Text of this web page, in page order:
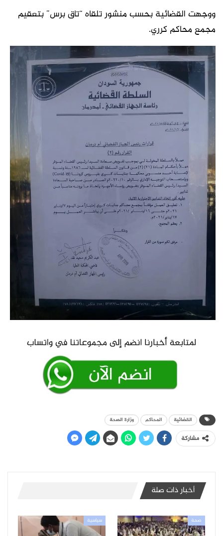
ووجهت القضائية بحسب منشور تلقاه “تاق برس” بتعقيم
مجمع محاكم كرري.
القضائية المحاكم وزارة الصحة
مشاركة
أخبار ذات صلة
صحة سياسية